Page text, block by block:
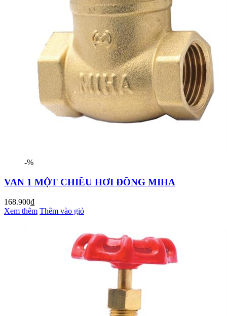
-%
VAN 1 MỘT CHIỀU HƠI ĐỒNG MIHA
168.900₫
Xem thêm Thêm vào giỏ